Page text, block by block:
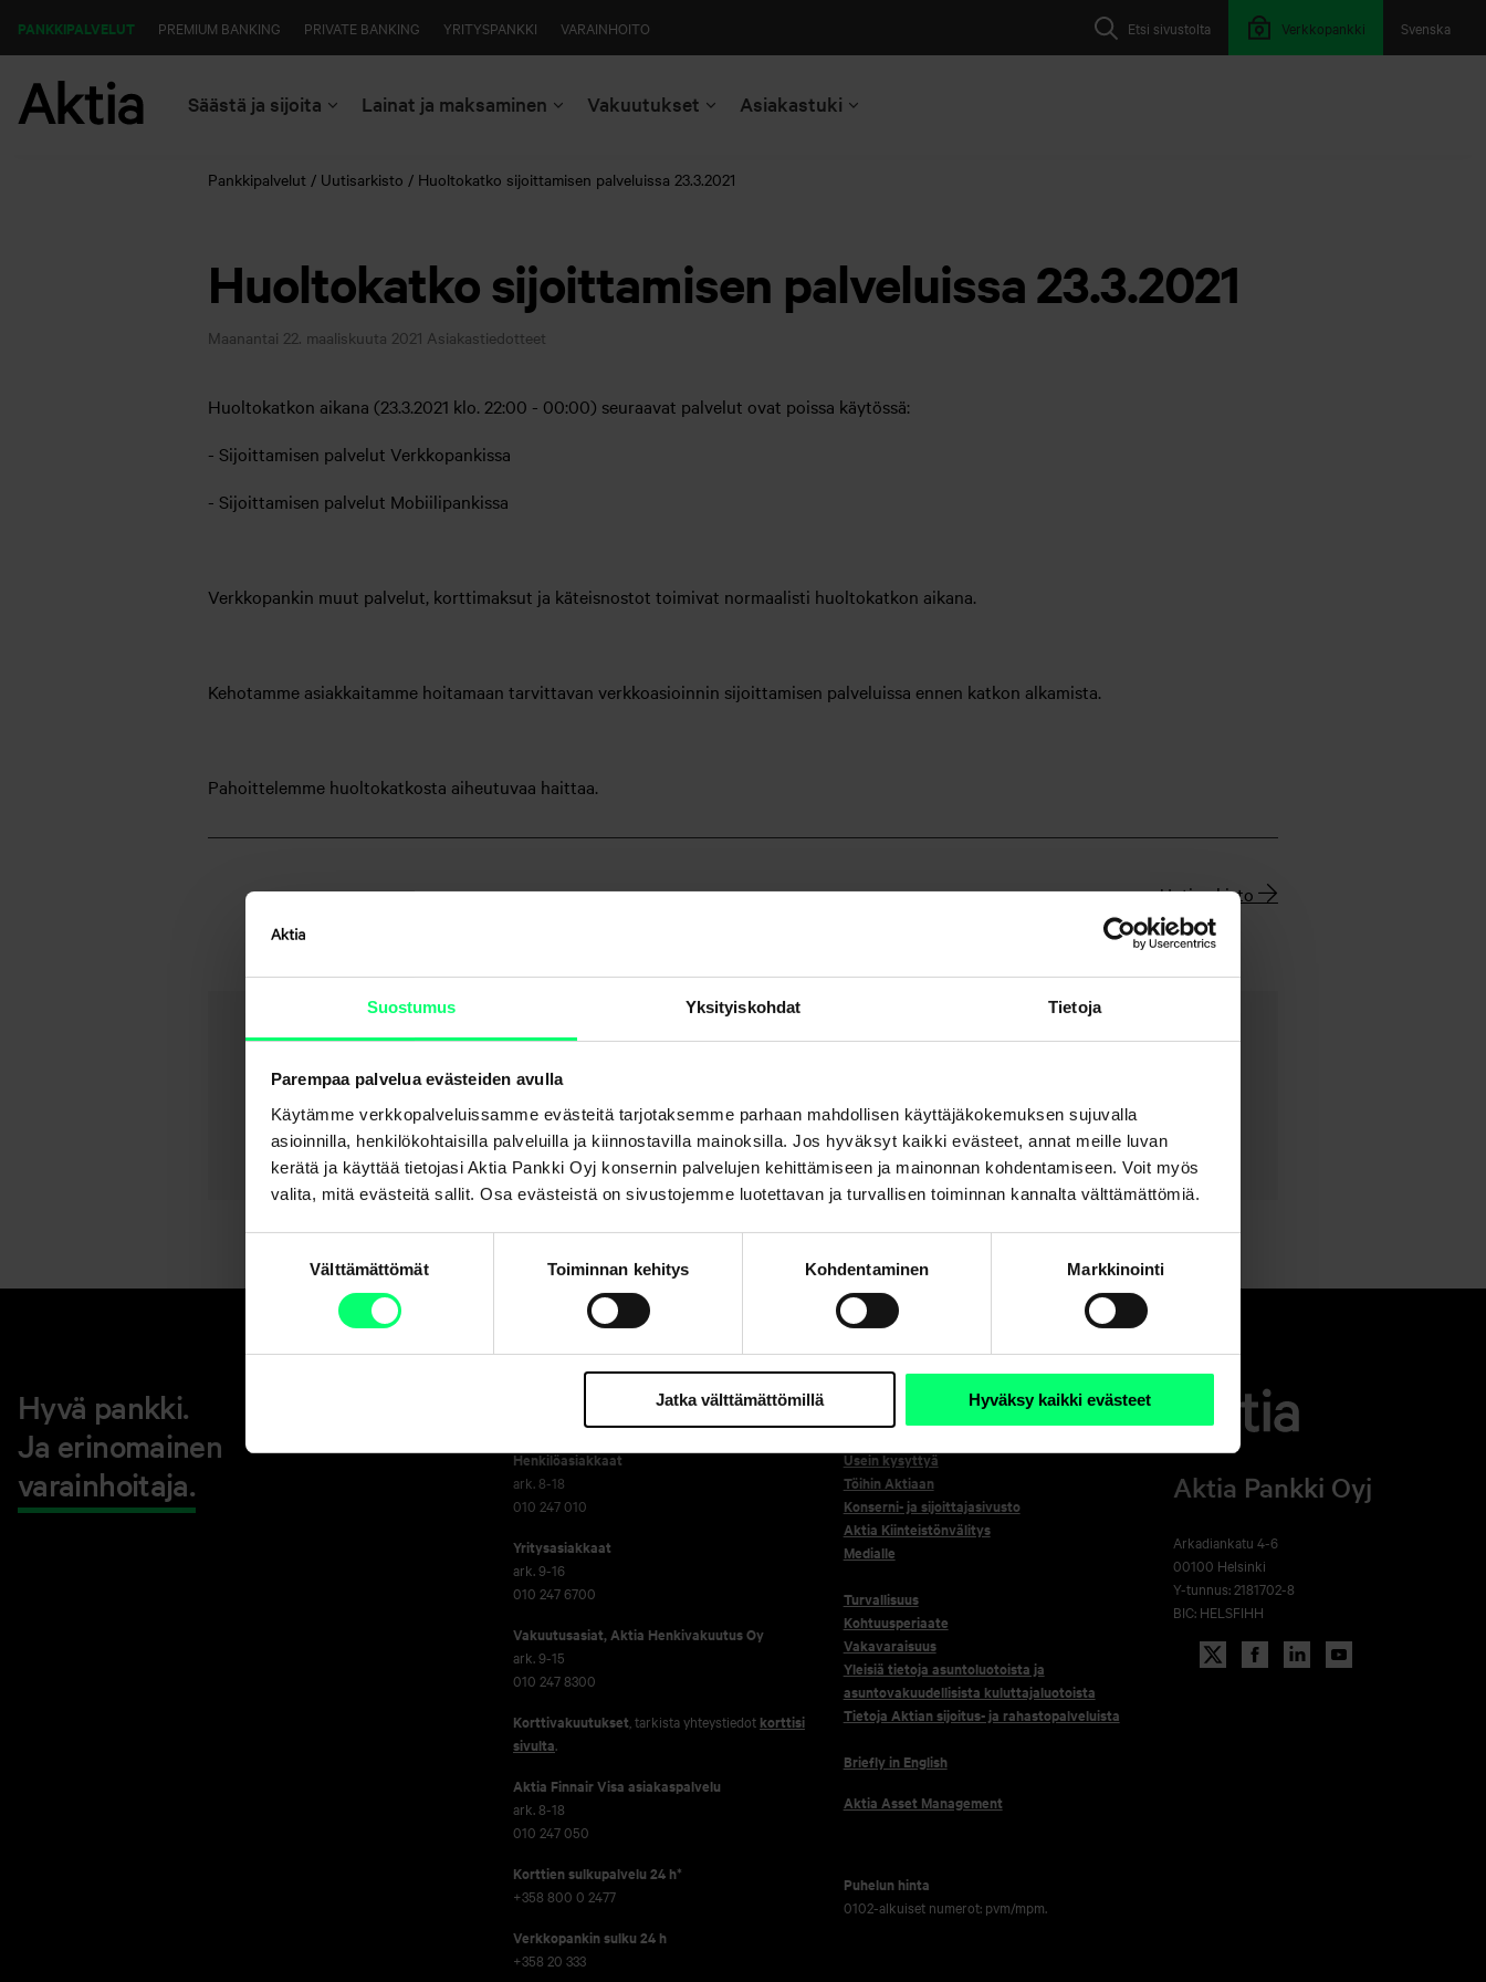
Suostumus Yksityiskohdat Tietoja
Parempaa palvelua evästeiden avulla
Käytämme verkkopalveluissamme evästeitä tarjotaksemme parhaan mahdollisen käyttäjäkokemuksen sujuvalla
asioinnilla, henkilökohtaisilla palveluilla ja kiinnostavilla mainoksilla. Jos hyväksyt kaikki evästeet, annat meille luvan
kerätä ja käyttää tietojasi Aktia Pankki Oyj konsernin palvelujen kehittämiseen ja mainonnan kohdentamiseen. Voit myös
valita, mitä evästeitä sallit. Osa evästeistä on sivustojemme luotettavan ja turvallisen toiminnan kannalta välttämättömiä.
Välttämättömät Toiminnan kehitys Kohdentaminen Markkinointi
Jatka välttämättömillä Hyväksy kaikki evästeet
Svenska
Etsi sivustolta Verkkopankki
PANKKIPALVELUT PREMIUM BANKING PRIVATE BANKING YRITYSPANKKI VARAINHOITO
Säästä ja sijoita Lainat ja maksaminen Vakuutukset Asiakastuki
Pankkipalvelut Uutisarkisto Huoltokatko sijoittamisen palveluissa 23.3.2021
Huoltokatko sijoittamisen palveluissa 23.3.2021
Maanantai 22. maaliskuuta 2021 Asiakastiedotteet
Huoltokatkon aikana (23.3.2021 klo. 22:00 - 00:00) seuraavat palvelut ovat poissa käytössä:
- Sijoittamisen palvelut Verkkopankissa
- Sijoittamisen palvelut Mobiilipankissa
Verkkopankin muut palvelut, korttimaksut ja käteisnostot toimivat normaalisti huoltokatkon aikana.
Kehotamme asiakkaitamme hoitamaan tarvittavan verkkoasioinnin sijoittamisen palveluissa ennen katkon alkamista.
Pahoittelemme huoltokatkosta aiheutuvaa haittaa.
Uutisarkisto
Hyvä pankki.
Ja erinomainen
varainhoitaja.
Asiakaspalvelu
Henkilöasiakkaat
ark. 8-18
010 247 010
Yritysasiakkaat
ark. 9-16
010 247 6700
Vakuutusasiat, Aktia Henkivakuutus Oy
ark. 9-15
010 247 8300
Korttivakuutukset , tarkista yhteystiedot korttisi
sivulta.
Aktia Finnair Visa asiakaspalvelu
ark. 8-18
010 247 050
Korttien sulkupalvelu 24 h*
+358 800 0 2477
Verkko­pankin sulku 24 h
+358 20 333
Usein kysyttyä
Töihin Aktiaan
Konserni- ja sijoittajasivusto
Aktia Kiinteistönvälitys
Medialle
Turvallisuus
Kohtuusperiaate
Vakavaraisuus
Yleisiä tietoja asuntoluotoista ja
asuntovakuudellisista kuluttajaluotoista
Tietoja Aktian sijoitus- ja rahastopalveluista
Briefly in English
Aktia Asset Management
Puhelun hinta
0102-alkuiset numerot: pvm/mpm.
Aktia Pankki Oyj
Arkadiankatu 4-6
00100 Helsinki
Y-tunnus: 2181702-8
BIC: HELSFIHH